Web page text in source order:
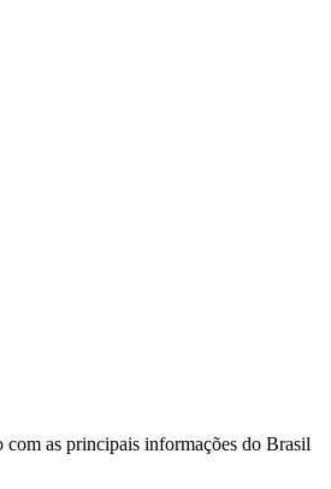
com as principais informações do Brasil